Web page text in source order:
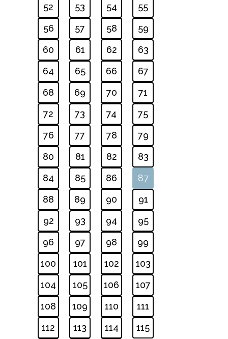
52
53 54
55
56
57 58
59
60
61 62
63
64
65 66
67
68
69 70
71
72
73 74
75
76
77 78
79
80
81 82
83
84
85 86
87
88
89 90
91
92
93 94
95
96
97 98
99
100
101 102
103
104
105 106
107
108
109 110
111
112
113 114
115